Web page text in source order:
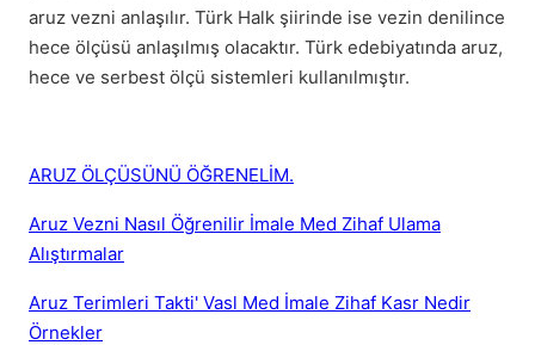
aruz vezni anlaşılır. Türk Halk şiirinde ise vezin denilince
hece ölçüsü anlaşılmış olacaktır. Türk edebiyatında aruz,
hece ve serbest ölçü sistemleri kullanılmıştır.
ARUZ ÖLÇÜSÜNÜ ÖĞRENELİM.
Aruz Vezni Nasıl Öğrenilir İmale Med Zihaf Ulama
Alıştırmalar
Aruz Terimleri Takti' Vasl Med İmale Zihaf Kasr Nedir
Örnekler